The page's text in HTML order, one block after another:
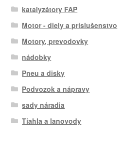
katalyzátory FAP
Motor - diely a príslušenstvo
Motory, prevodovky
nádobky
Pneu a disky
Podvozok a nápravy
sady náradia
Tiahla a lanovody